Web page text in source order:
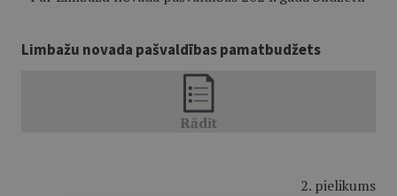
Limbažu novada pašvaldības pamatbudžets
2. pielikums